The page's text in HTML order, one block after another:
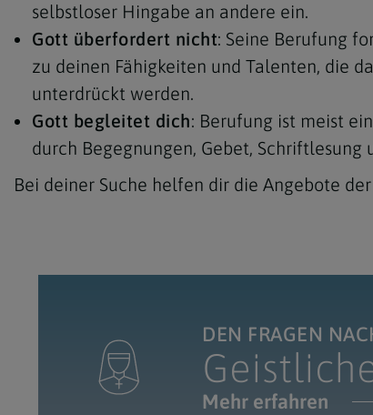
selbstloser Hingabe an andere ein.
Gott überfordert nicht: Seine Berufung
zu deinen Fähigkeiten und Talenten, die
unterdrückt werden.
Gott begleitet dich: Berufung ist meist
durch Begegnungen, Gebet, Schriftlesung
Bei deiner Suche helfen dir die Angebote
DEN FRAGEN
Mehr erfahren